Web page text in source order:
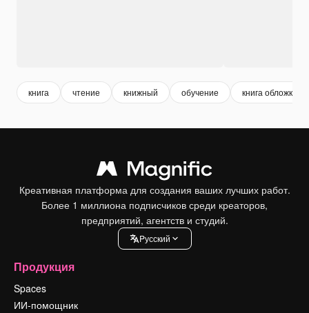
книга чтение книжный обучение книга обложка
Креативная платформа для создания ваших лучших работ.
Более 1 миллиона подписчиков среди креаторов,
предприятий, агентств и студий.
Pусский
Продукция
Spaces
ИИ-помощник